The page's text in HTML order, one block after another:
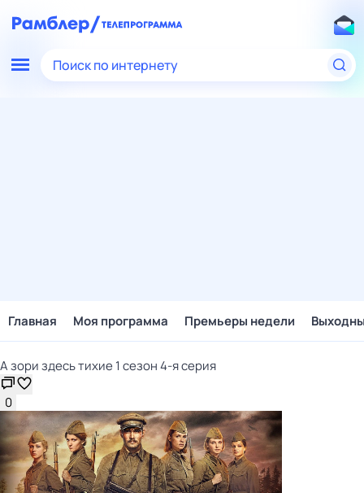
Поиск по интернету
Главная Моя программа Премьеры недели
А зори здесь тихие 1 сезон 4-я серия
0